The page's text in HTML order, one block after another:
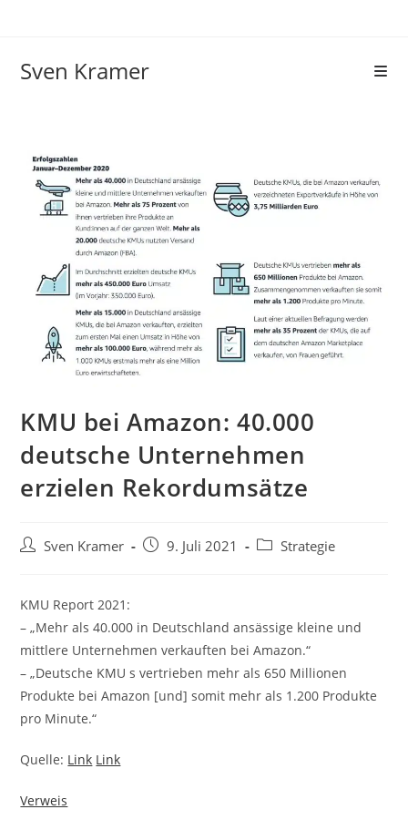
Sven Kramer
KMU bei Amazon: 40.000
deutsche Unternehmen
erzielen Rekordumsätze
Sven Kramer 9. Juli 2021 Strategie
KMU Report 2021:
– „Mehr als 40.000 in Deutschland ansässige kleine und
mittlere Unternehmen verkauften bei Amazon.“
– „Deutsche KMU s vertrieben mehr als 650 Millionen
Produkte bei Amazon [und] somit mehr als 1.200 Produkte
pro Minute.“
Quelle: Link Link
Verweis